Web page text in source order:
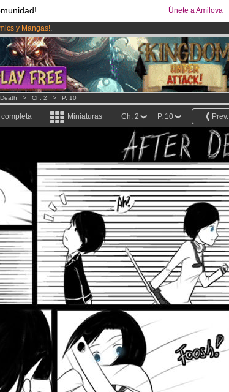
Únete a Amilova
y Mangas!.
Hazte Premium ya
!.
> Ch. 2 > P. 10
completa Miniaturas Prev.
P. 10
Ch. 2